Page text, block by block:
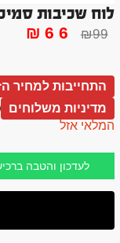
לוח שכיבות
₪99
₪66
התחייבות למחיר
מדיניות משלוחים
המלאי אזל
לעדכון והטבה